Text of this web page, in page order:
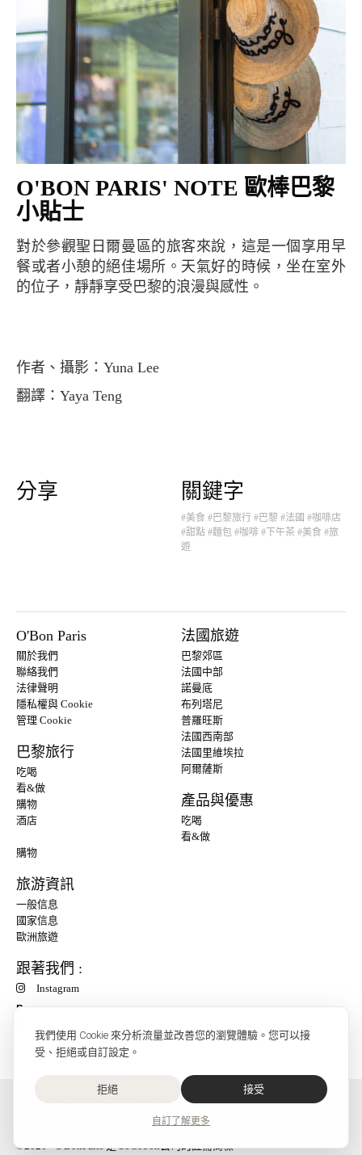
我們使用 Cookie 來分析流量並改善您的瀏覽體驗。您可以接
受、拒絕或自訂設定。
拒絕 接受
自訂 了解更多
O'BON PARIS' NOTE 歐棒巴黎
小貼士
對於參觀聖日爾曼區的旅客來說，這是一個享用早
餐或者小憩的絕佳場所。天氣好的時候，坐在室外
的位子，靜靜享受巴黎的浪漫與感性。
作者、攝影：Yuna Lee
翻譯：Yaya Teng
分享 關鍵字
#美食 #巴黎旅行 #巴黎 #法國 #咖啡店
#甜點 #麵包 #咖啡 #下午茶 #美食 #旅
遊
O'Bon Paris
關於我們
聯絡我們
法律聲明
隱私權與 Cookie
管理 Cookie
巴黎旅行
吃喝
看&做
購物
酒店
法國旅遊
巴黎郊區
法國中部
諾曼底
布列塔尼
普羅旺斯
法國西南部
法國里維埃拉
阿爾薩斯
產品與優惠
吃喝
看&做
購物
旅游資訊
一般信息
國家信息
歐洲旅遊
跟著我們 :
Instagram
P
O'Bon Paris - 148 rue de Courcelles - 75017 Paris
©2026 - O'BonParis 是 SoCobon公司的註冊商標。